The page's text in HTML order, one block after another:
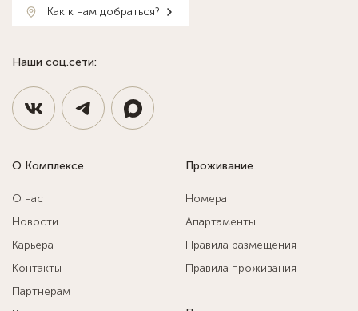
Как к нам добраться?
Наши соц.сети:
О Комплексе
О нас
Новости
Карьера
Контакты
Партнерам
Проживание
Номера
Апартаменты
Правила размещения
Правила проживания